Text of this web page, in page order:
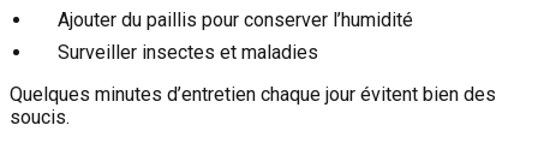
Ajouter du paillis pour conserver l’humidité
Surveiller insectes et maladies
Quelques minutes d’entretien chaque jour évitent bien des
soucis.